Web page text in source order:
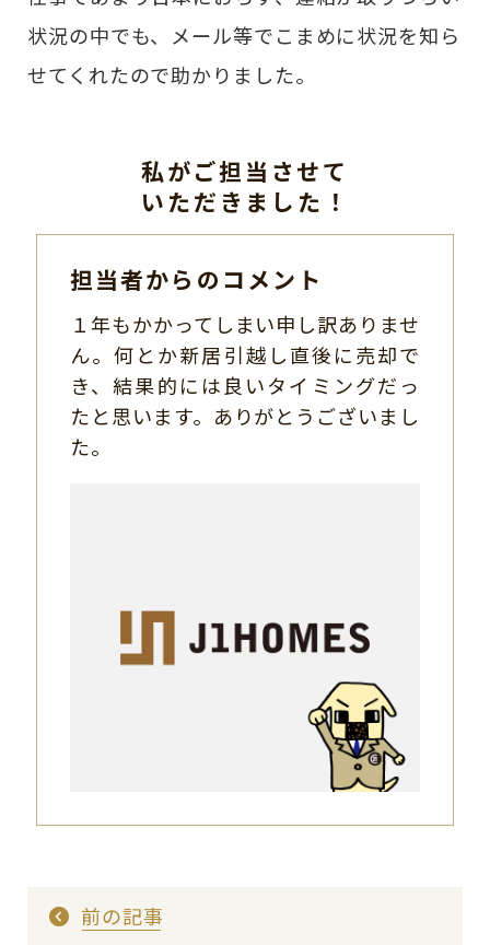
状況の中でも、メール等でこまめに状況を知ら
せてくれたので助かりました。
私がご担当させて
いただきました！
担当者からのコメント
１年もかかってしまい申し訳ありませ
ん。何とか新居引越し直後に売却で
き、結果的には良いタイミングだっ
たと思います。ありがとうございまし
た。
前の記事